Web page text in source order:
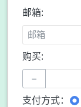
邮箱:
购买:
−
支付方式：